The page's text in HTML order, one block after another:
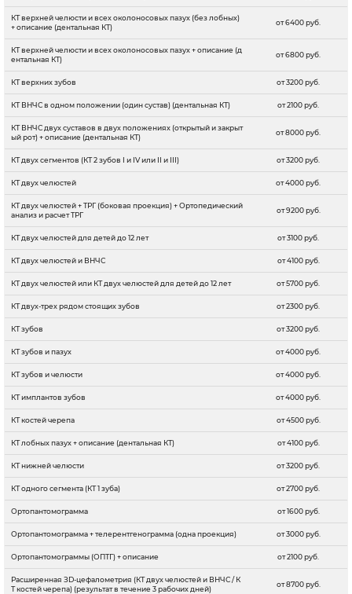
КТ верхней челюсти и всех околоносовых пазух (без лобных)
+ описание (дентальная КТ)
от 6400 руб.
КТ верхней челюсти и всех околоносовых пазух + описание (д
ентальная КТ)
от 6800 руб.
КТ верхних зубов от 3200 руб.
КТ ВНЧС в одном положении (один сустав) (дентальная КТ) от 2100 руб.
КТ ВНЧС двух суставов в двух положениях (открытый и закрыт
ый рот) + описание (дентальная КТ)
от 8000 руб.
КТ двух сегментов (КТ 2 зубов I и IV или II и III) от 3200 руб.
КТ двух челюстей от 4000 руб.
КТ двух челюстей + ТРГ (боковая проекция) + Ортопедический
анализ и расчет ТРГ
от 9200 руб.
КТ двух челюстей для детей до 12 лет от 3100 руб.
КТ двух челюстей и ВНЧС от 4100 руб.
КТ двух челюстей или КТ двух челюстей для детей до 12 лет от 5700 руб.
КТ двух-трех рядом стоящих зубов от 2300 руб.
КТ зубов от 3200 руб.
КТ зубов и пазух от 4000 руб.
КТ зубов и челюсти от 4000 руб.
КТ имплантов зубов от 4000 руб.
КТ костей черепа от 4500 руб.
КТ лобных пазух + описание (дентальная КТ) от 4100 руб.
КТ нижней челюсти от 3200 руб.
КТ одного сегмента (КТ 1 зуба) от 2700 руб.
Ортопантомограмма от 1600 руб.
Ортопантомограмма + телерентгенограмма (одна проекция) от 3000 руб.
Ортопантомограммы (ОПТГ) + описание от 2100 руб.
Расширенная ЗD-цефалометрия (КТ двух челюстей и ВНЧС / К
Т костей черепа) (результат в течение 3 рабочих дней)
от 8700 руб.